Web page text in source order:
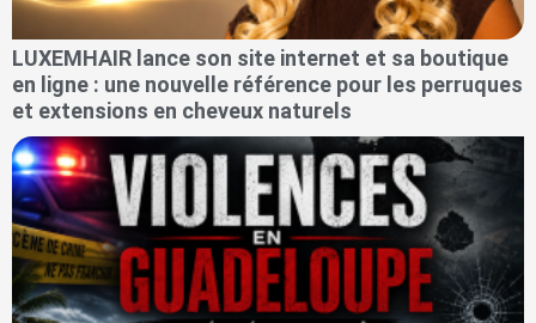
LUXEMHAIR lance son site internet et sa boutique
en ligne : une nouvelle référence pour les perruques
et extensions en cheveux naturels